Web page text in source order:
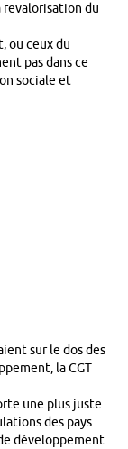
du
ou ceux du
pas dans ce
sociale et
sur le dos des
la CGT
une plus juste
des pays
développement